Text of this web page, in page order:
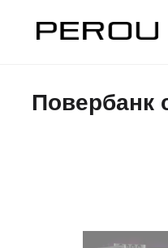
Повербанк